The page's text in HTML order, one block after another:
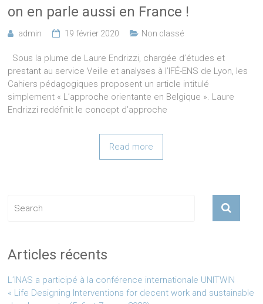
on en parle aussi en France !
admin 19 février 2020 Non classé
Sous la plume de Laure Endrizzi, chargée d’études et
prestant au service Veille et analyses à l’IFÉ-ENS de Lyon, les
Cahiers pédagogiques proposent un article intitulé
simplement « L’approche orientante en Belgique ». Laure
Endrizzi redéfinit le concept d’approche
Read more
Articles récents
L’INAS a participé à la conférence internationale UNITWIN
« Life Designing Interventions for decent work and sustainable